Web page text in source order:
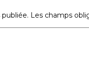
Les champs